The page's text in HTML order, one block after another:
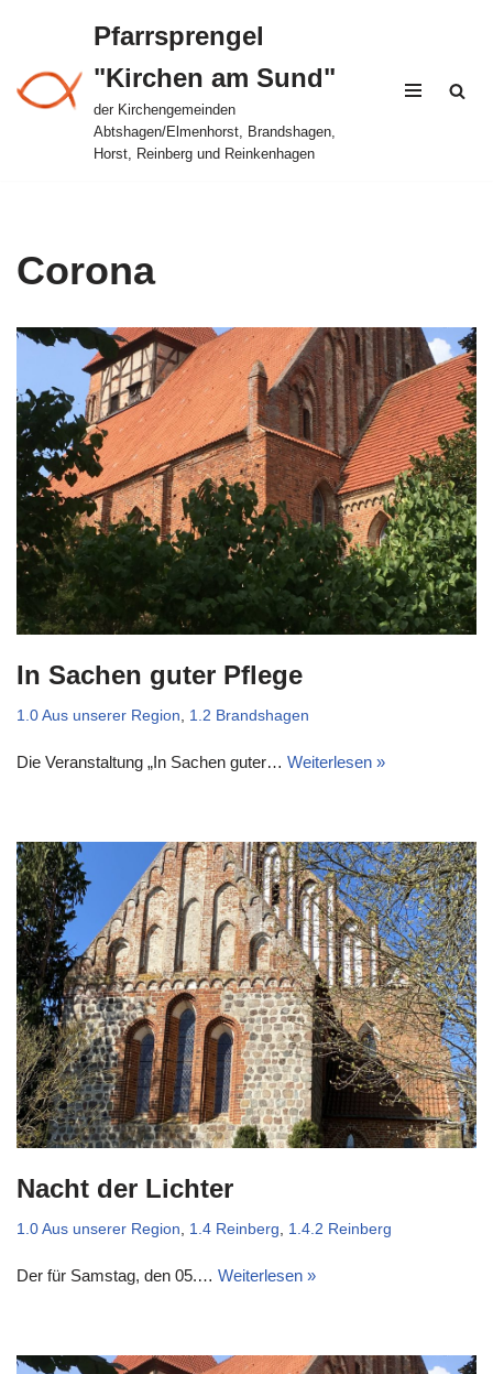
Inhalt
springen
Pfarrsprengel
"Kirchen am Sund"
der Kirchengemeinden
Abtshagen/Elmenhorst, Brandshagen,
Horst, Reinberg und Reinkenhagen
Corona
In Sachen guter Pflege
1.0 Aus unserer Region 1.2 Brandshagen
Die Veranstaltung „In Sachen guter… Weiterlesen »
Nacht der Lichter
1.0 Aus unserer Region, 1.4 Reinberg, 1.4.2 Reinberg
Der für Samstag, den 05.… Weiterlesen »